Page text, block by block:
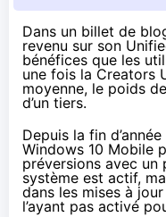
Dans un billet de
revenu sur son
bénéfices que les
une fois la Creators
moyenne, le poids
d’un tiers.
Depuis la fin
Windows 10 Mobile
préversions avec un
système est actif,
dans les mises à
l’ayant pas activé